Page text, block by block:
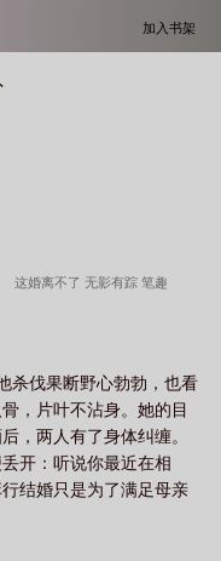
加入书架
这婚离不了 无影有踪 笔趣
有踪晋江 想离婚又离不了的婚
奕行姜南免费阅读 这婚离不了
不出现可以离婚吗 离婚不离
免费阅读 这婚离不了百
杀伐果断野心勃勃，也看
，片叶不沾身。她的目
，两人有了身体纠缠。
开：听说你最近在相
结婚只是为了满足母亲
蒋太太。当昔日白月光